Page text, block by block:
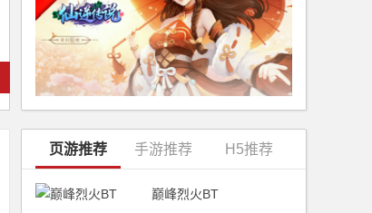
页游推荐 手游推荐 H5推荐
巅峰烈火BT